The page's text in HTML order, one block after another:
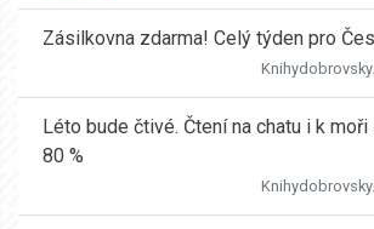
Zásilkovna zdarma! Celý týden pro
Léto bude čtivé. Čtení na chatu i k
80 %